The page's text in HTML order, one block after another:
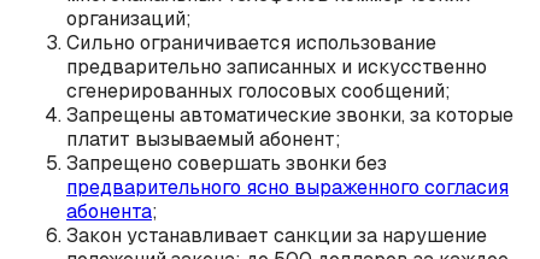
организаций;
Сильно ограничивается использование
предварительно записанных и искусственно
сгенерированных голосовых сообщений;
Запрещены автоматические звонки, за которые
платит вызываемый абонент;
Запрещено совершать звонки без
предварительного ясно выраженного согласия
абонента;
Закон устанавливает санкции за нарушение